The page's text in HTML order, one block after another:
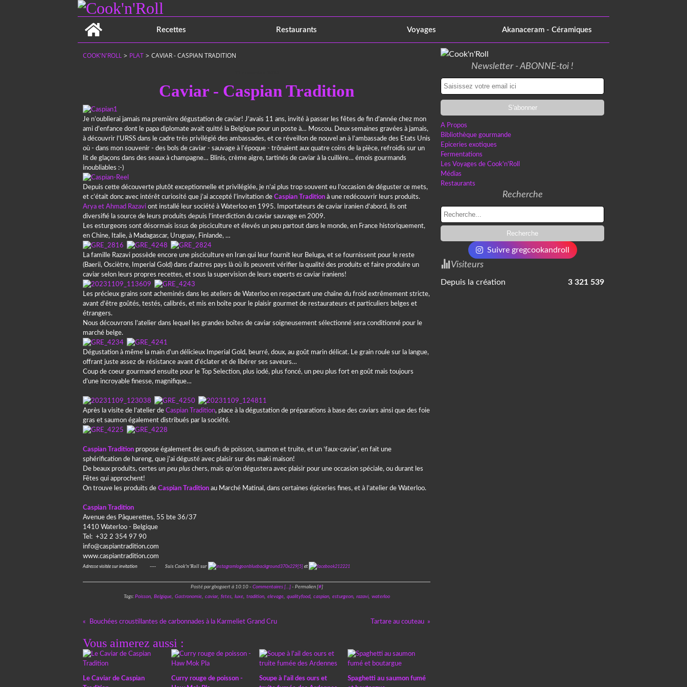
Recettes
Restaurants Voyages Akanaceram - Céramiques
COOK'N'ROLL > PLAT > CAVIAR - CASPIAN TRADITION
Caviar - Caspian Tradition
Je n’oublierai jamais ma première dégustation de caviar! J’avais 11 ans, invité à passer les fêtes de fin d’année chez mon
ami d’enfance dont le papa diplomate avait quitté la Belgique pour un poste à… Moscou. Deux semaines gravées à jamais,
à découvrir l’URSS dans le cadre très privilégié des ambassades, et ce réveillon de nouvel an à l’ambassade des Etats Unis
où - dans mon souvenir - des bols de caviar - sauvage à l’époque - trônaient aux quatre coins de la pièce, refroidis sur un
lit de glaçons dans des seaux à champagne… Blinis, crème aigre, tartinés de caviar à la cuillère… émois gourmands
inoubliables :-)
Depuis cette découverte plutôt exceptionnelle et privilégiée, je n’ai plus trop souvent eu l’occasion de déguster ce mets,
et c’était donc avec intérêt curiosité que j’ai accepté l’invitation de Caspian Tradition à une redécouvrir leurs produits.
Arya et Ahmad Razavi ont installé leur société à Waterloo en 1995. Importateurs de caviar iranien d’abord, ils ont
diversifié la source de leurs produits depuis l’interdiction du caviar sauvage en 2009.
Les esturgeons sont désormais issus de pisciculture et élevés un peu partout dans le monde, en France historiquement,
en Chine, Italie, à Madagascar, Uruguay, Finlande, …
La famille Razavi possède encore une pisciculture en Iran qui leur fournit leur Beluga, et se fournissent pour le reste
(Baerii, Osciètre, Imperial Gold) dans d’autres pays là où ils peuvent vérifier la qualité des produits et faire produire un
caviar selon leurs propres recettes, et sous la supervision de leurs experts es caviar iraniens!
Les précieux grains sont acheminés dans les ateliers de Waterloo en respectant une chaîne du froid extrêmement stricte,
avant d’être goûtés, testés, calibrés, et mis en boîte pour le plaisir gourmet de restaurateurs et particuliers belges et
étrangers.
Nous découvrons l’atelier dans lequel les grandes boîtes de caviar soigneusement sélectionné sera conditionné pour le
marché belge.
Dégustation à même la main d’un délicieux Imperial Gold, beurré, doux, au goût marin délicat. Le grain roule sur la langue,
offrant juste assez de résistance avant d’éclater et de libérer ses saveurs…
Coup de coeur gourmand ensuite pour le Top Selection, plus iodé, plus foncé, un peu plus fort en goût mais toujours
d’une incroyable finesse, magnifique…
Après la visite de l’atelier de Caspian Tradition, place à la dégustation de préparations à base des caviars ainsi que des foie
gras et saumon également distribués par la société.
Caspian Tradition propose également des oeufs de poisson, saumon et truite, et un ‘faux-caviar’, en fait une
sphérification de hareng, que j’ai dégusté avec plaisir sur des maki maison!
De beaux produits, certes un peu plus chers, mais qu’on dégustera avec plaisir pour une occasion spéciale, ou durant les
Fêtes qui approchent!
On trouve les produits de Caspian Tradition au Marché Matinal, dans certaines épiceries fines, et à l’atelier de Waterloo.
Caspian Tradition
Avenue des Pâquerettes, 55 bte 36/37
1410 Waterloo - Belgique
Tel: +32 2 354 97 90
info@caspiantradition.com
www.caspiantradition.com
Adresse visitée sur invitation ---- Suis Cook’n’Roll sur et
Posté par gbogaert à 10:10 - Commentaires […]- Permalien [#]
Tags: Poisson, Belgique, Gastronomie, caviar, fetes, luxe, tradition, elevage, qualityfood, caspian, esturgeon, razavi, waterloo
Bouchées croustillantes de carbonnades à la Karmeliet Grand Cru Tartare au couteau
Vous aimerez aussi :
Le Caviar de Caspian
Curry rouge de poisson -
Soupe à l'ail des ours et
Spaghetti au saumon fumé
Newsletter - ABONNE-toi !
A Propos
Bibliothèque gourmande
Epiceries exotiques
Fermentations
Les Voyages de Cook'n'Roll
Médias
Restaurants
Recherche
Suivre gregcookandroll
Visiteurs
Depuis la création 3 321 539